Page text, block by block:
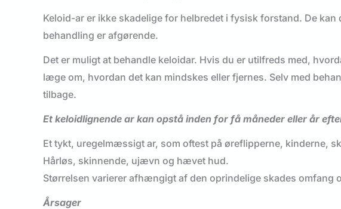
Keloid-ar er ikke skadelige for helbredet i fysisk forstand. De
behandling er afgørende.
Det er muligt at behandle keloidar. Hvis du er utilfreds med,
læge om, hvordan det kan mindskes eller fjernes. Selv med
tilbage.
Et keloidlignende ar kan opstå inden for få måneder eller år
Et tykt, uregelmæssigt ar, som oftest på øreflipperne, kinderne,
Hårløs, skinnende, ujævn og hævet hud.
Størrelsen varierer afhængigt af den oprindelige skades omfang
Årsager